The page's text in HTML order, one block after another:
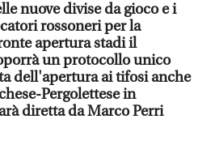
nuove divise da gioco e i
rossoneri per la
apertura stadi il
un protocollo unico
dell'apertura ai tifosi anche
Pergolettese in
diretta da Marco Perri